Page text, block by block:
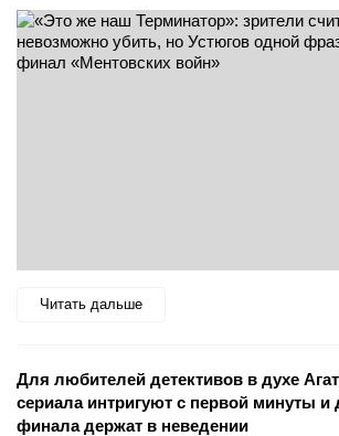
Читать дальше
Для любителей детективов в духе
сериала интригуют с первой минуты и
финала держат в неведении